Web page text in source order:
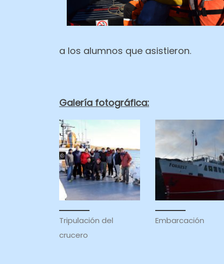
a los alumnos que asistieron.
Galería fotográfica:
Tripulación del
crucero
Embarcación